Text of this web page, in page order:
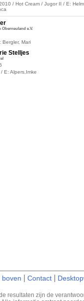
/ Hot Cream / Jugor II / E:
Oberneuland e.V.
Bergler, Mari
Stelljes
E: Alpers,Imke
boven Contact
resultaten zijn de